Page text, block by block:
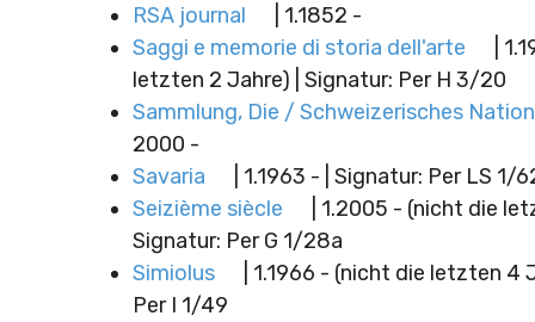
RSA journal
| 1.1852 -
Saggi e memorie di storia dell'arte
|
letzten 2 Jahre) | Signatur: Per H 3/20
Sammlung, Die / Schweizerisches
2000 -
Savaria
| 1.1963 - | Signatur: Per LS 1/
Seizième siècle
| 1.2005 - (nicht die
Signatur: Per G 1/28a
Simiolus
| 1.1966 - (nicht die letzten 4
Per I 1/49